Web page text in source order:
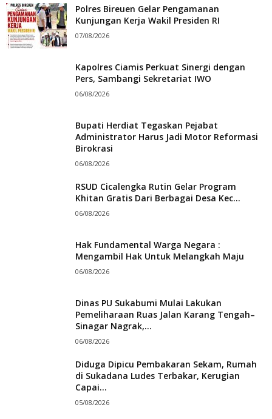
Polres Bireuen Gelar Pengamanan
Kunjungan Kerja Wakil Presiden RI
07/08/2026
Kapolres Ciamis Perkuat Sinergi dengan
Pers, Sambangi Sekretariat IWO
06/08/2026
Bupati Herdiat Tegaskan Pejabat
Administrator Harus Jadi Motor Reformasi
Birokrasi
06/08/2026
RSUD Cicalengka Rutin Gelar Program
Khitan Gratis Dari Berbagai Desa Kec...
06/08/2026
Hak Fundamental Warga Negara :
Mengambil Hak Untuk Melangkah Maju
06/08/2026
Dinas PU Sukabumi Mulai Lakukan
Pemeliharaan Ruas Jalan Karang Tengah–
Sinagar Nagrak,...
06/08/2026
Diduga Dipicu Pembakaran Sekam, Rumah
di Sukadana Ludes Terbakar, Kerugian
Capai...
05/08/2026